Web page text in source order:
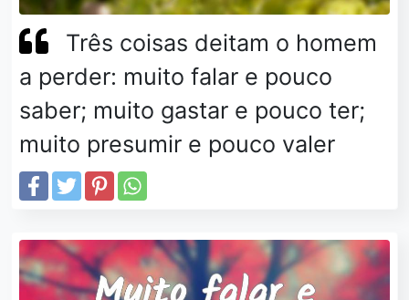
Três coisas deitam o homem
a perder: muito falar e pouco
saber; muito gastar e pouco ter;
muito presumir e pouco valer